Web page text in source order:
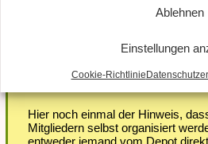
Ablehnen
Einstellungen
Cookie-Richtlinie
Hier noch einmal der Hinweis,
Mitgliedern selbst organisiert